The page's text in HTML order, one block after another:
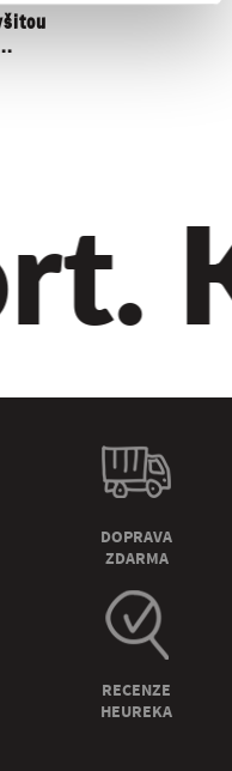
DOPRAVA
ZDARMA
RECENZE
HEUREKA